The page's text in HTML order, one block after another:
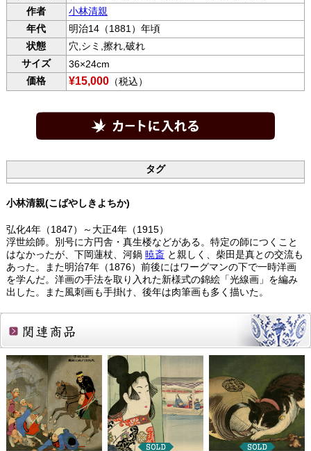
作者
小林清親
年代
明治14（1881）年頃
状態
穴,シミ,擦れ,破れ
サイズ
36×24cm
価格
¥15,000（税込）
タグ
小林清親(こばやしきよちか)
弘化4年（1847）～大正4年（1915）
浮世絵師。別号に方円舎・真生楼などがある。特定の師につくこと
はなかったが、下岡蓮杖、河鍋 暁斎と親しく、柴田是真との交流も
あった。また明治7年（1876）前後にはワーグマンの下で一時洋画
を学んだ。洋画の手法を取り入れた新様式の錦絵「光線画」を編み
出した。また風刺画も手掛け、後年は肉筆画も多く描いた。
関連商品